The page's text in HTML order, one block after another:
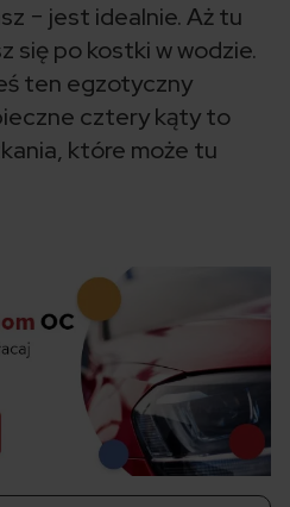
− jest idealnie. Aż tu
się po kostki w wodzie.
ten egzotyczny
cztery kąty to
które może tu